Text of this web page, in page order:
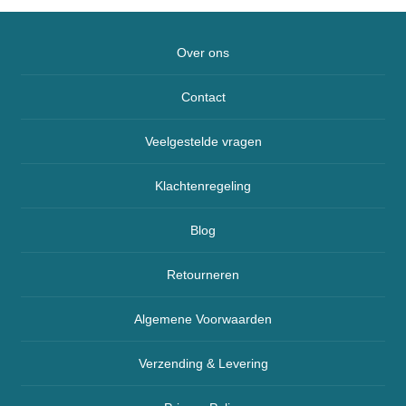
Over ons
Contact
Veelgestelde vragen
Klachtenregeling
Blog
Retourneren
Algemene Voorwaarden
Verzending & Levering